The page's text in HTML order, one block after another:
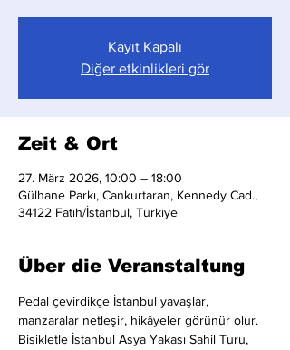
Kayıt Kapalı
Diğer etkinlikleri gör
Zeit & Ort
27. März 2026, 10:00 – 18:00
Gülhane Parkı, Cankurtaran, Kennedy Cad.,
34122 Fatih/İstanbul, Türkiye
Über die Veranstaltung
Pedal çevirdikçe İstanbul yavaşlar,
manzaralar netleşir, hikâyeler görünür olur.
Bisikletle İstanbul Asya Yakası Sahil Turu,